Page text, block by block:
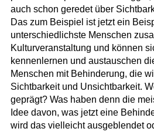
auch schon geredet über
Das zum Beispiel ist jetzt ein
unterschiedlichste Menschen
Kulturveranstaltung und können
kennenlernen und austauschen
Menschen mit Behinderung, die
Sichtbarkeit und Unsichtbarkeit.
geprägt? Was haben denn die
Idee davon, was jetzt eine
wird das vielleicht ausgeblendet